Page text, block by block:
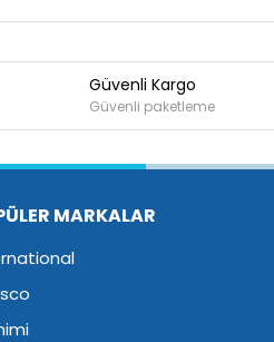
Bu ürüne
Güvenli Kargo
Güvenli paketleme
MARKALAR